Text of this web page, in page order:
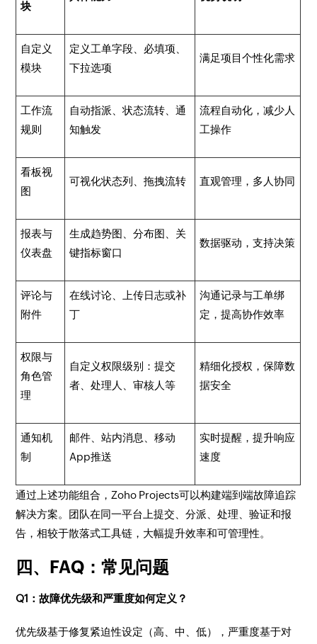
块
自定义
模块
定义工单字段、必填项、
下拉选项
满足项目个性化需求
工作流
规则
自动指派、状态流转、通
知触发
流程自动化，减少人
工操作
看板视
图
可视化状态列、拖拽流转 直观管理，多人协同
报表与
仪表盘
生成趋势图、分布图、关
键指标窗口
数据驱动，支持决策
评论与
附件
在线讨论、上传日志或补
丁
沟通记录与工单绑
定，提高协作效率
权限与
角色管
理
自定义权限级别：提交
者、处理人、审核人等
精细化授权，保障数
据安全
通知机
制
邮件、站内消息、移动
App推送
实时提醒，提升响应
速度
通过上述功能组合，Zoho Projects可以构建端到端故障追踪
解决方案。团队在同一平台上提交、分派、处理、验证和报
告，相较于散落式工具链，大幅提升效率和可管理性。
四、FAQ：常见问题
Q1：故障优先级和严重度如何定义？
优先级基于修复紧迫性设定（高、中、低），严重度基于对